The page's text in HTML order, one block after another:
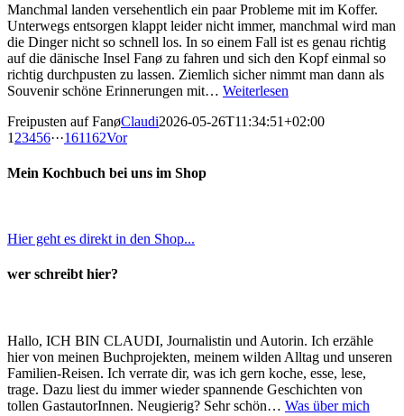
Manchmal landen versehentlich ein paar Probleme mit im Koffer.
Unterwegs entsorgen klappt leider nicht immer, manchmal wird man
die Dinger nicht so schnell los. In so einem Fall ist es genau richtig
auf die dänische Insel Fanø zu fahren und sich den Kopf einmal so
richtig durchpusten zu lassen. Ziemlich sicher nimmt man dann als
Souvenir schöne Erinnerungen mit… Weiterlesen
Freipusten auf FanøClaudi2026-05-26T11:34:51+02:00
1 23456···161162Vor
Mein Kochbuch bei uns im Shop
Hier geht es direkt in den Shop...
wer schreibt hier?
Hallo, ICH BIN CLAUDI, Journalistin und Autorin. Ich erzähle
hier von meinen Buchprojekten, meinem wilden Alltag und unseren
Familien-Reisen. Ich verrate dir, was ich gern koche, esse, lese,
trage. Dazu liest du immer wieder spannende Geschichten von
tollen GastautorInnen. Neugierig? Sehr schön… Was über mich